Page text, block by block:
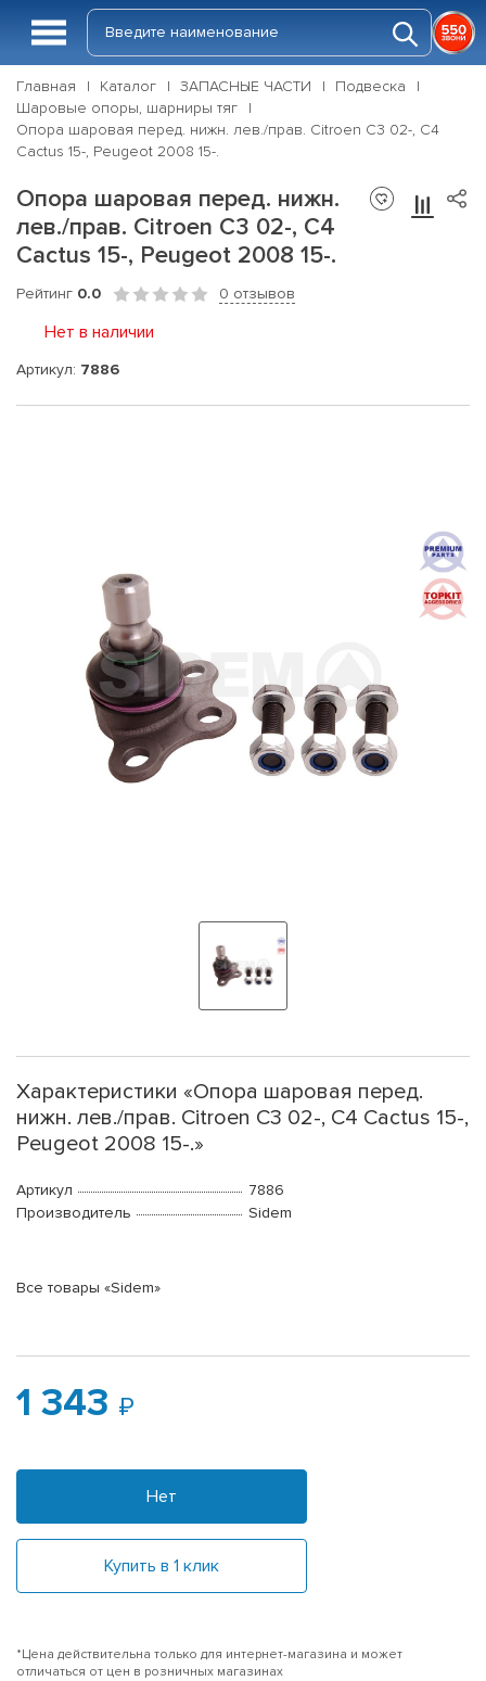
Главная Каталог ЗАПАСНЫЕ ЧАСТИ
Подвеска
Шаровые опоры, шарниры тяг
Опора шаровая перед. нижн. лев./прав. Citroen C3 02-, C4
Cactus 15-, Peugeot 2008 15-.
Опора шаровая перед. нижн.
лев./прав. Citroen C3 02-, C4
Cactus 15-, Peugeot 2008 15-.
Рейтинг 0.0 0 отзывов
Нет в наличии
Артикул: 7886
Характеристики «Опора шаровая перед.
нижн. лев./прав. Citroen C3 02-, C4 Cactus 15-,
Peugeot 2008 15-.»
Артикул
7886
Производитель
Sidem
Все товары «Sidem»
1 343
Нет
Купить в 1 клик
*Цена действительна только для интернет-магазина и может
отличаться от цен в розничных магазинах